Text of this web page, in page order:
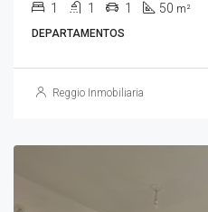
1 1 1 50 m²
DEPARTAMENTOS
Reggio Inmobiliaria